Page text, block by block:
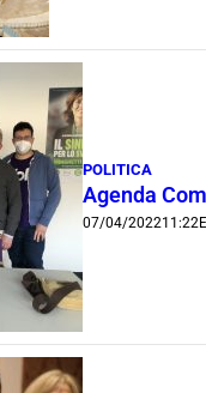
POLITICA
Agenda
07/04/202211:22